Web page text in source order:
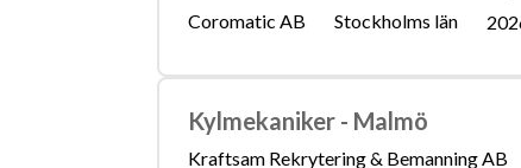
Coromatic AB Stockholms län
Kylmekaniker - Malmö
Kraftsam Rekrytering & Bemanning AB